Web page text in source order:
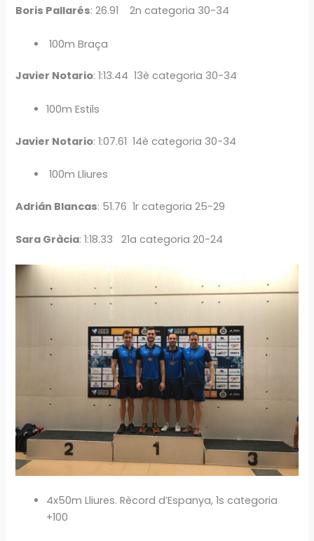
Boris Pallarés: 26.91 2n categoria 30-34
100m Braça
Javier Notario: 1:13.44 13è categoria 30-34
100m Estils
Javier Notario: 1:07.61 14è categoria 30-34
100m Lliures
Adrián Blancas: 51.76 1r categoria 25-29
Sara Gràcia: 1:18.33 21a categoria 20-24
4x50m Lliures. Rècord d’Espanya, 1s categoria
+100